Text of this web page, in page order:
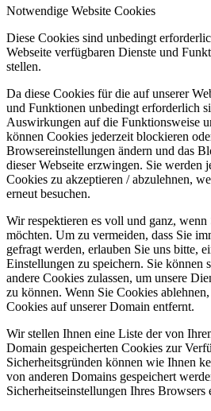
Notwendige Website Cookies
Diese Cookies sind unbedingt
Webseite verfügbaren Dienste und
stellen.
Da diese Cookies für die auf unserer
und Funktionen unbedingt erforderlich
Auswirkungen auf die Funktionsweise
können Cookies jederzeit blockieren
Browsereinstellungen ändern und das
dieser Webseite erzwingen. Sie werden
Cookies zu akzeptieren / abzulehnen,
erneut besuchen.
Wir respektieren es voll und ganz, wenn
möchten. Um zu vermeiden, dass Sie
gefragt werden, erlauben Sie uns bitte,
Einstellungen zu speichern. Sie können
andere Cookies zulassen, um unsere
zu können. Wenn Sie Cookies
Cookies auf unserer Domain entfernt.
Wir stellen Ihnen eine Liste der von
Domain gespeicherten Cookies zur
Sicherheitsgründen können wie Ihnen
von anderen Domains gespeichert
Sicherheitseinstellungen Ihres Browsers